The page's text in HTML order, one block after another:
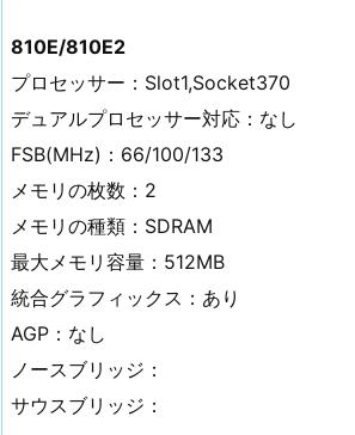
810E/810E2
プロセッサー：Slot1,Socket370
デュアルプロセッサー対応：なし
FSB(MHz)：66/100/133
メモリの枚数：2
メモリの種類：SDRAM
最大メモリ容量：512MB
統合グラフィックス：あり
AGP：なし
ノースブリッジ：
サウスブリッジ：